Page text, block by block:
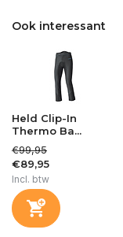
Ook interessant
Held Clip-In
Thermo Ba...
€99,95
€89,95
Incl. btw